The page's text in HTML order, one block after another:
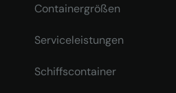
Containergrößen
Serviceleistungen
Schiffscontainer